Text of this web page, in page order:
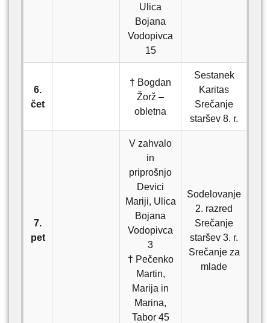
Ulica
Bojana
Vodopivca
15
6.
čet
† Bogdan
Žorž –
obletna
Sestanek
Karitas
Srečanje
staršev 8. r.
7.
pet
V zahvalo
in
priprošnjo
Devici
Mariji, Ulica
Bojana
Vodopivca
3
† Pečenko
Martin,
Marija in
Marina,
Tabor 45
Sodelovanje
2. razred
Srečanje
staršev 3. r.
Srečanje za
mlade